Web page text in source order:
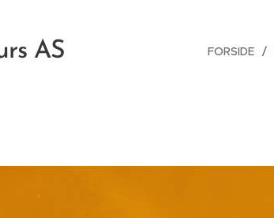
AS FORSIDE